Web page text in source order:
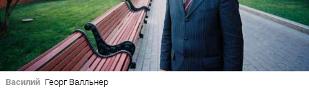
Василий Георг Валльнер